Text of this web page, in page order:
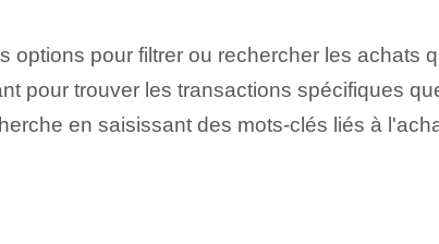
options pour filtrer ou rechercher les achats
pour trouver les transactions spécifiques
en saisissant des mots-clés liés à